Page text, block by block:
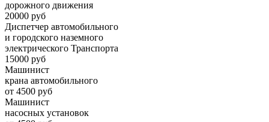
дорожного движения
20000 руб
Диспетчер автомобильного
и городского наземного
электрического Транспорта
15000 руб
Машинист
крана автомобильного
от 4500 руб
Машинист
насосных установок